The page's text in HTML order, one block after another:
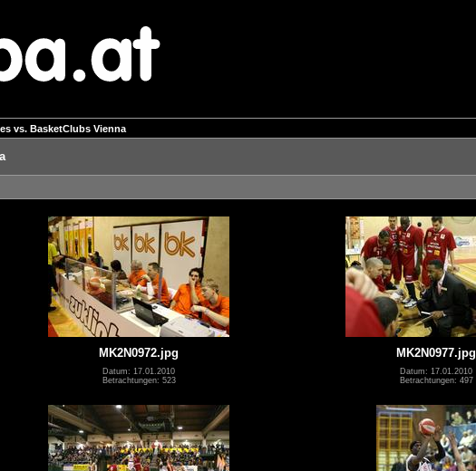
vs. BasketClubs Vienna
MK2N0972.jpg
Datum: 17.01.2010
Betrachtungen: 523
MK2N0977.jpg
Datum: 17.01.2010
Betrachtungen: 497